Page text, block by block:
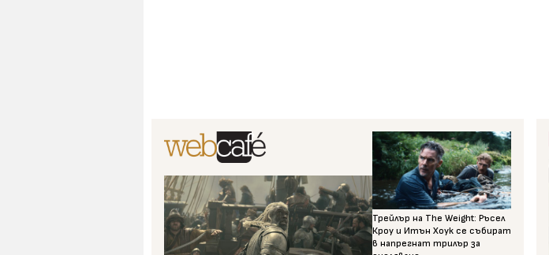
Трейлър на The Weight: Ръсел
Кроу и Итън Хоук се събират
в напрегнат трилър за